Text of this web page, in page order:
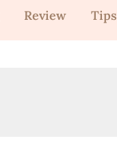
Review Tips